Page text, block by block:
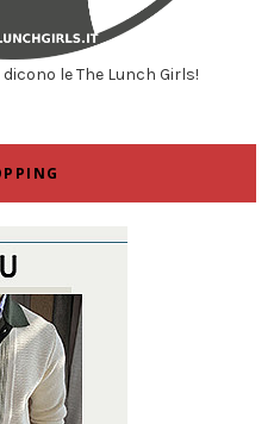
le The Lunch Girls!